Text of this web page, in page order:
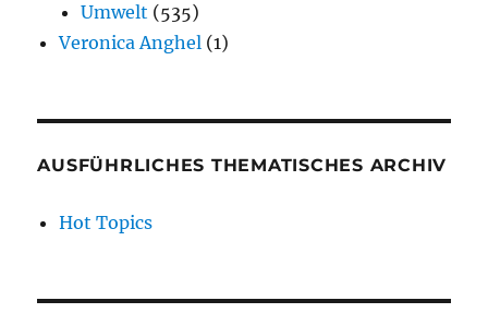
Umwelt (535)
Veronica Anghel (1)
AUSFÜHRLICHES THEMATISCHES ARCHIV
Hot Topics